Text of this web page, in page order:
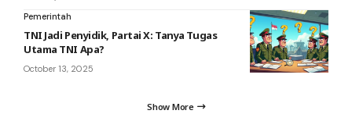
Pemerintah
TNI Jadi Penyidik, Partai X: Tanya Tugas
Utama TNI Apa?
October 13, 2025
Show More